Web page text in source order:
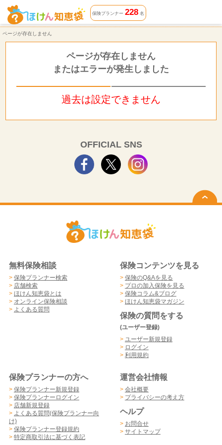
ページが存在しません | ほけん知恵袋
保険プランナー 228名
ページが存在しません
ページが存在しません
またはエラーが発生しました
過去は設定できません
OFFICIAL SNS
無料保険相談
> 保険プランナー検索
> 店舗検索
> ほけん知恵袋とは
> オンライン保険相談
> よくある質問
保険コンテンツを見る
> 保険のQ&Aを見る
> プロの加入保険を見る
> 保険コラム&ブログ
> ほけん知恵袋マガジン
保険の質問をする
(ユーザー登録)
> ユーザー新規登録
> ログイン
> 利用規約
保険プランナーの方へ
> 保険プランナー新規登録
> 保険プランナーログイン
> 店舗新規登録
> よくある質問(保険プランナー向
け)
> 保険プランナー登録規約
> 特定商取引法に基づく表記
運営会社情報
> 会社概要
> プライバシーの考え方
ヘルプ
> お問合せ
> サイトマップ